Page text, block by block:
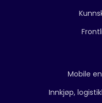
Mobile
Innkjøp,